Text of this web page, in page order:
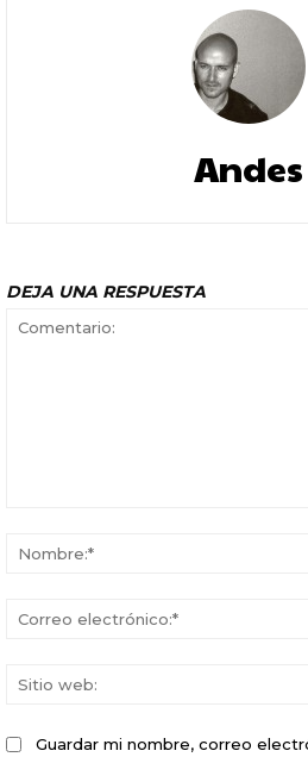
Andes
DEJA UNA RESPUESTA
Guardar mi nombre, correo